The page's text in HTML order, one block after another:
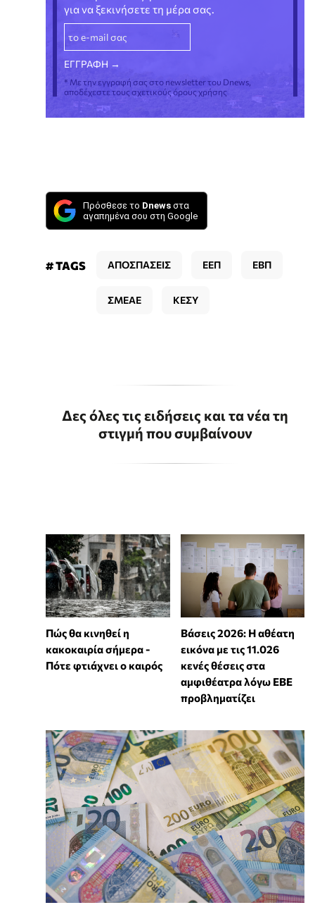
για να ξεκινήσετε τη μέρα σας.
* Με την εγγραφή σας στο newsletter του Dnews,
αποδέχεστε τους σχετικούς όρους χρήσης
Πρόσθεσε το Dnews στα
αγαπημένα σου στη Google
# TAGS ΑΠΟΣΠΑΣΕΙΣ ΕΕΠ ΕΒΠ
ΣΜΕΑΕ ΚΕΣΥ
Δες όλες τις ειδήσεις και τα νέα τη
στιγμή που συμβαίνουν
Πώς θα κινηθεί η
κακοκαιρία σήμερα -
Πότε φτιάχνει ο καιρός
Βάσεις 2026: Η αθέατη
εικόνα με τις 11.026
κενές θέσεις στα
αμφιθέατρα λόγω ΕΒΕ
προβληματίζει